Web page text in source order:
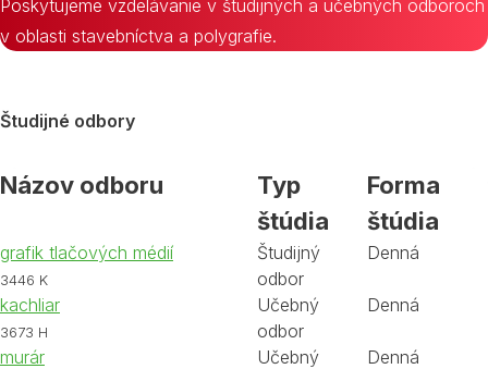
Poskytujeme vzdelávanie v študijných a učebných odboroch
v oblasti stavebníctva a polygrafie.
Študijné odbory
Názov odboru
Typ
štúdia
Forma
štúdia
grafik tlačových médií
3446 K
Študijný
odbor
Denná
kachliar
3673 H
Učebný
odbor
Denná
murár
Učebný
Denná